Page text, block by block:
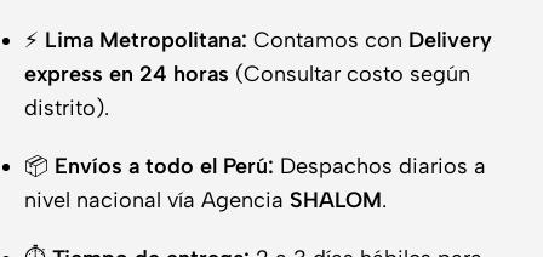
⚡ Lima Metropolitana: Contamos con Delivery
express en 24 horas (Consultar costo según
distrito).
📦 Envíos a todo el Perú: Despachos diarios a
nivel nacional vía Agencia SHALOM.